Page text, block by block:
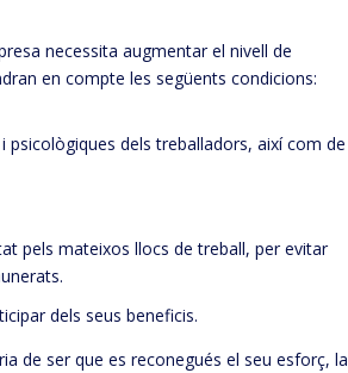
necessita augmentar el nivell de
en compte les següents condicions:
dels treballadors, així com de
pels mateixos llocs de treball, per evitar
dels seus beneficis.
de ser que es reconegués el seu esforç, la